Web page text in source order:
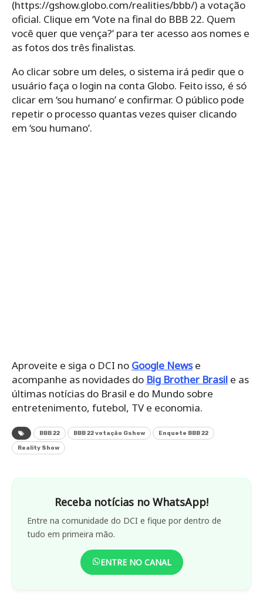
(https://gshow.globo.com/realities/bbb/) a votação
oficial. Clique em ‘Vote na final do BBB 22. Quem
você quer que vença?’ para ter acesso aos nomes e
as fotos dos três finalistas.
Ao clicar sobre um deles, o sistema irá pedir que o
usuário faça o login na conta Globo. Feito isso, é só
clicar em ‘sou humano’ e confirmar. O público pode
repetir o processo quantas vezes quiser clicando
em ‘sou humano’.
Aproveite e siga o DCI no Google Newse
acompanhe as novidades do Big Brother Brasil e as
últimas notícias do Brasil e do Mundo sobre
entretenimento, futebol, TV e economia.
BBB 22 BBB 22 votação Gshow Enquete BBB 22
Reality Show
Receba notícias no WhatsApp!
Entre na comunidade do DCI e fique por dentro de
tudo em primeira mão.
ENTRE NO CANAL